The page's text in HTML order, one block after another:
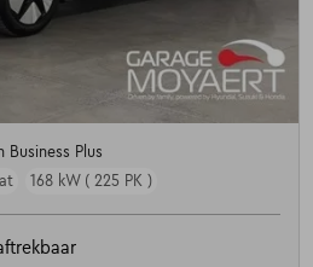
Business Plus
168 kW ( 225 PK )